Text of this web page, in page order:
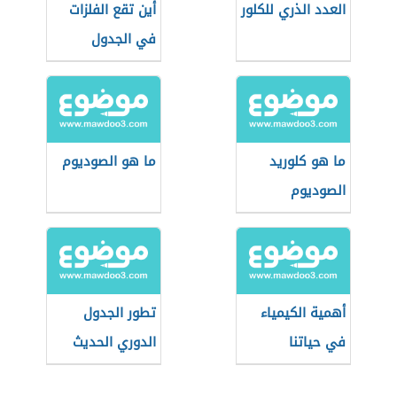
العدد الذري للكلور
أين تقع الفلزات
في الجدول
الدوري
ما هو كلوريد
الصوديوم
ما هو الصوديوم
أهمية الكيمياء
في حياتنا
تطور الجدول
الدوري الحديث